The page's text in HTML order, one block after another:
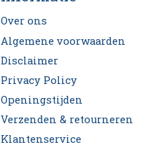
Over ons
Algemene voorwaarden
Disclaimer
Privacy Policy
Openingstijden
Verzenden & retourneren
Klantenservice